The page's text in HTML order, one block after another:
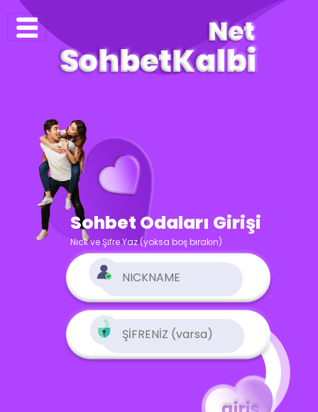
Sohbet Odaları Girişi
Nick ve Şifre Yaz (yoksa boş bırakın)